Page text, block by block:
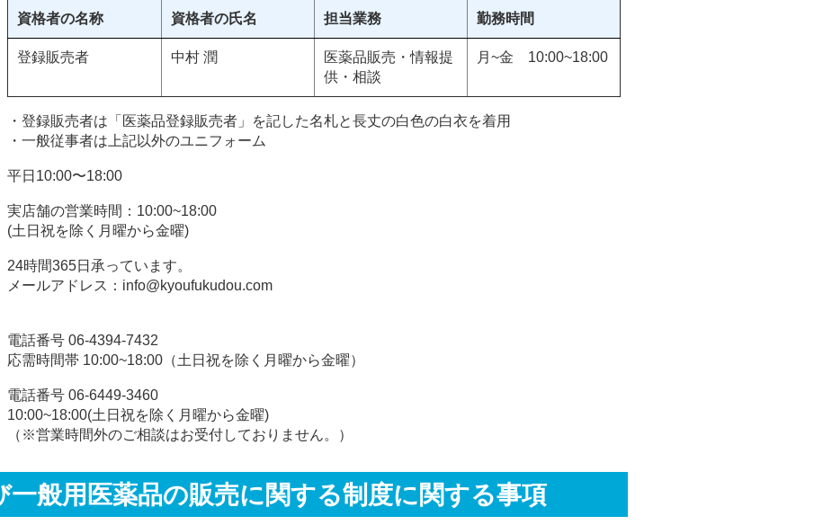
資格者の名称 資格者の氏名 担当業務 勤務時間
登録販売者 中村 潤
医薬品販売・情報提
供・相談
月~金 10:00~18:00
・登録販売者は「医薬品登録販売者」を記した名札と長丈の白色の白衣を着用
・一般従事者は上記以外のユニフォーム
平日10:00〜18:00
実店舗の営業時間：10:00~18:00
(土日祝を除く月曜から金曜)
24時間365日承っています。
メールアドレス：info@kyoufukudou.com
電話番号 06-4394-7432
応需時間帯 10:00~18:00（土日祝を除く月曜から金曜）
電話番号 06-6449-3460
10:00~18:00(土日祝を除く月曜から金曜)
（※営業時間外のご相談はお受付しておりません。）
一般用医薬品の販売に関する制度に関する事項